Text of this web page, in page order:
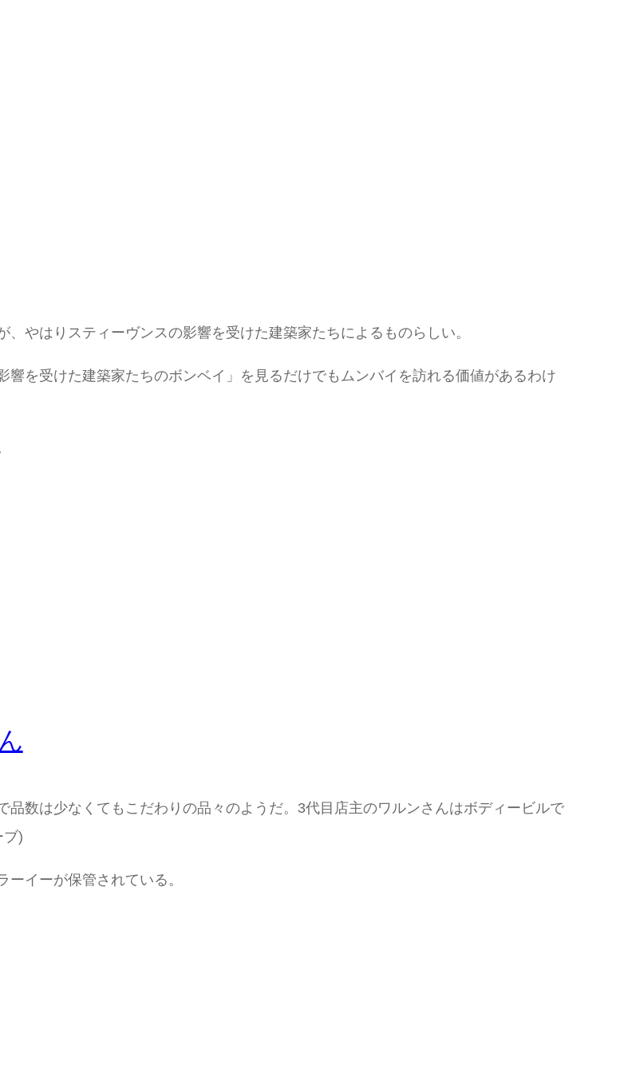
やはりスティーヴンスの影響を受けた建築家たちによるものらしい。
響を受けた建築家たちのボンベイ」を見るだけでもムンバイを訪れる価値があるわけ
数は少なくてもこだわりの品々のようだ。3代目店主のワルンさんはボディービルで
ブ)
イーが保管されている。